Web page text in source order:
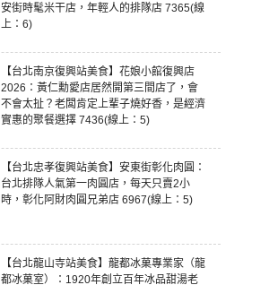
安街時髦米干店，年輕人的排隊店 7365(線
上：6)
【台北南京復興站美食】花娘小館復興店
2026：黃仁勳愛店居然開第三間店了，會
不會太扯？老闆肯定上輩子燒好香，是經濟
實惠的聚餐選擇 7436(線上：5)
【台北忠孝復興站美食】安東街彰化肉圓：
台北排隊人氣第一肉圓店，每天只賣2小
時，彰化阿財肉圓兄弟店 6967(線上：5)
【台北龍山寺站美食】龍都冰菓專業家（龍
都冰菓室）：1920年創立百年冰品甜湯老